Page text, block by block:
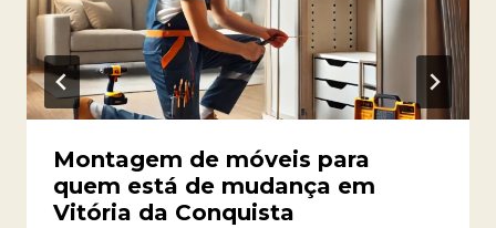
Montagem de móveis para
quem está de mudança em
Vitória da Conquista